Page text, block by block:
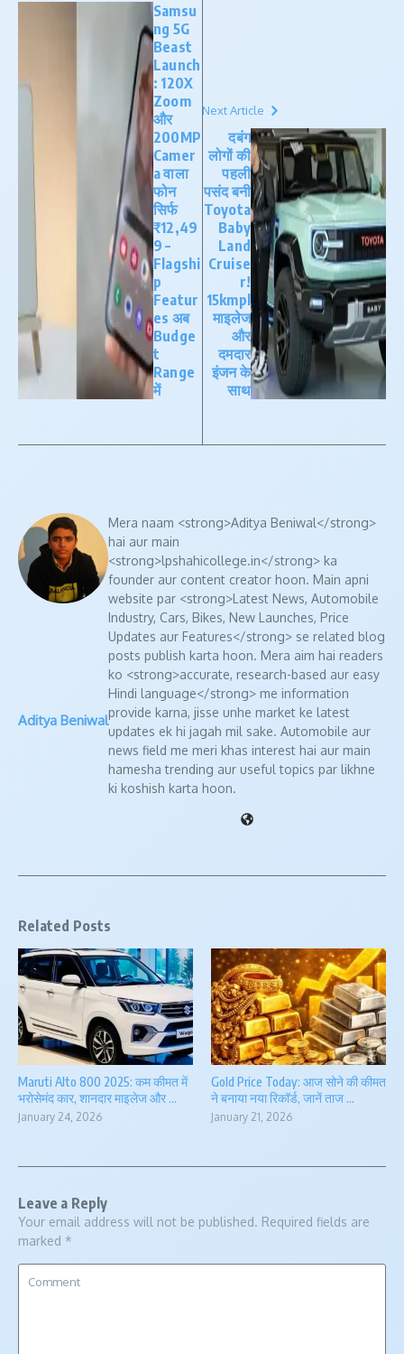
Samsu
ng 5G
Beast
Launch
: 120X
Zoom
और
200MP
Camer
a वाला
फोन
सिर्फ
₹12,49
9 –
Flagshi
p
Featur
es अब
Budge
t
Range
में
Next Article
दबंग
लोगों की
पहली
पसंद बनी
Toyota
Baby
Land
Cruise
r!
15kmpl
माइलेज
और
दमदार
इंजन के
साथ
Aditya Beniwal
Mera naam <strong>Aditya Beniwal</strong>
hai aur main
<strong>lpshahicollege.in</strong> ka
founder aur content creator hoon. Main apni
website par <strong>Latest News, Automobile
Industry, Cars, Bikes, New Launches, Price
Updates aur Features</strong> se related blog
posts publish karta hoon. Mera aim hai readers
ko <strong>accurate, research-based aur easy
Hindi language</strong> me information
provide karna, jisse unhe market ke latest
updates ek hi jagah mil sake. Automobile aur
news field me meri khas interest hai aur main
hamesha trending aur useful topics par likhne
ki koshish karta hoon.
Related Posts
Maruti Alto 800 2025: कम कीमत में
भरोसेमंद कार, शानदार माइलेज और ...
January 24, 2026
Gold Price Today: आज सोने की कीमत
ने बनाया नया रिकॉर्ड, जानें ताज ...
January 21, 2026
Leave a Reply
Your email address will not be published. Required fields are
marked *